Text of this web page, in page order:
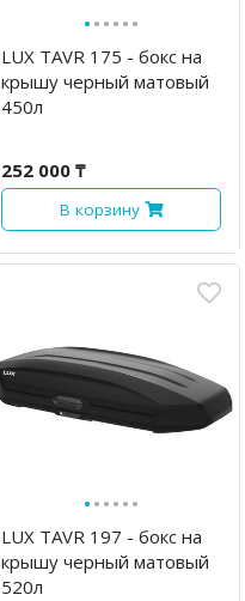
······
LUX TAVR 175 - бокс на
крышу черный матовый
450л
252 000 ₸
В корзину
······
LUX TAVR 197 - бокс на
крышу черный матовый
520л